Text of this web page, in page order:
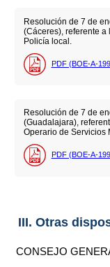
Resolución de 7 de
(Cáceres), referente
Policía local.
PDF (BOE-A-
Resolución de 7 de
(Guadalajara),
Operario de Servicios
PDF (BOE-A-
III. Otras
CONSEJO